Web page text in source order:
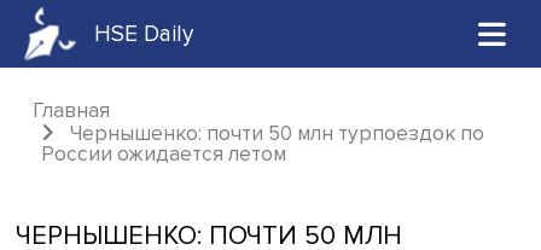
HSE Daily
Главная
Чернышенко: почти 50 млн турпоездок